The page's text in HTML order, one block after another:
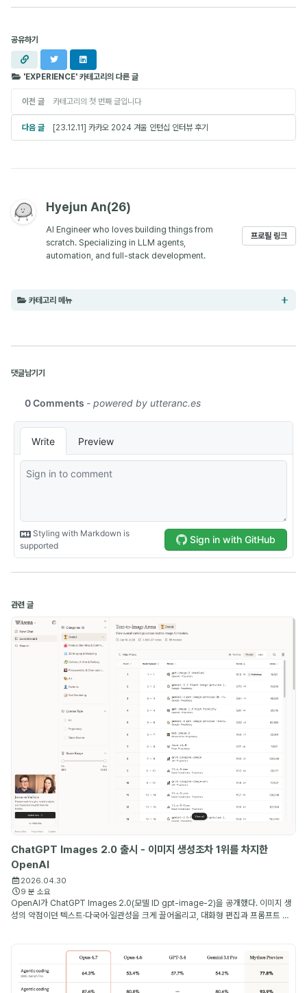
공유하기
복사
'EXPERIENCE' 카테고리의 다른 글
이전 글 카테고리의 첫 번째 글입니다
다음 글 [23.12.11] 카카오 2024 겨울 인턴십 인터뷰 후기
Hyejun An(26)
AI Engineer who loves building things from
scratch. Specializing in LLM agents,
automation, and full-stack development.
프로필 링크
카테고리 메뉴
Obsidian (5)
Development (13)
Computer Science (1)
Naver Boostcamp (10)
Kakao Tech Campus (13)
Google ML Bootcamp (14)
Daily (5)
Experience (2)
댓글남기기
관련 글
ChatGPT Images 2.0 출시 - 이미지 생성조차 1위를 차지한
OpenAI
2026.04.30
9 분 소요
OpenAI가 ChatGPT Images 2.0(모델 ID gpt-image-2)을 공개했다. 이미지 생
성의 약점이던 텍스트·다국어·일관성을 크게 끌어올리고, 대화형 편집과 프롬프트 재